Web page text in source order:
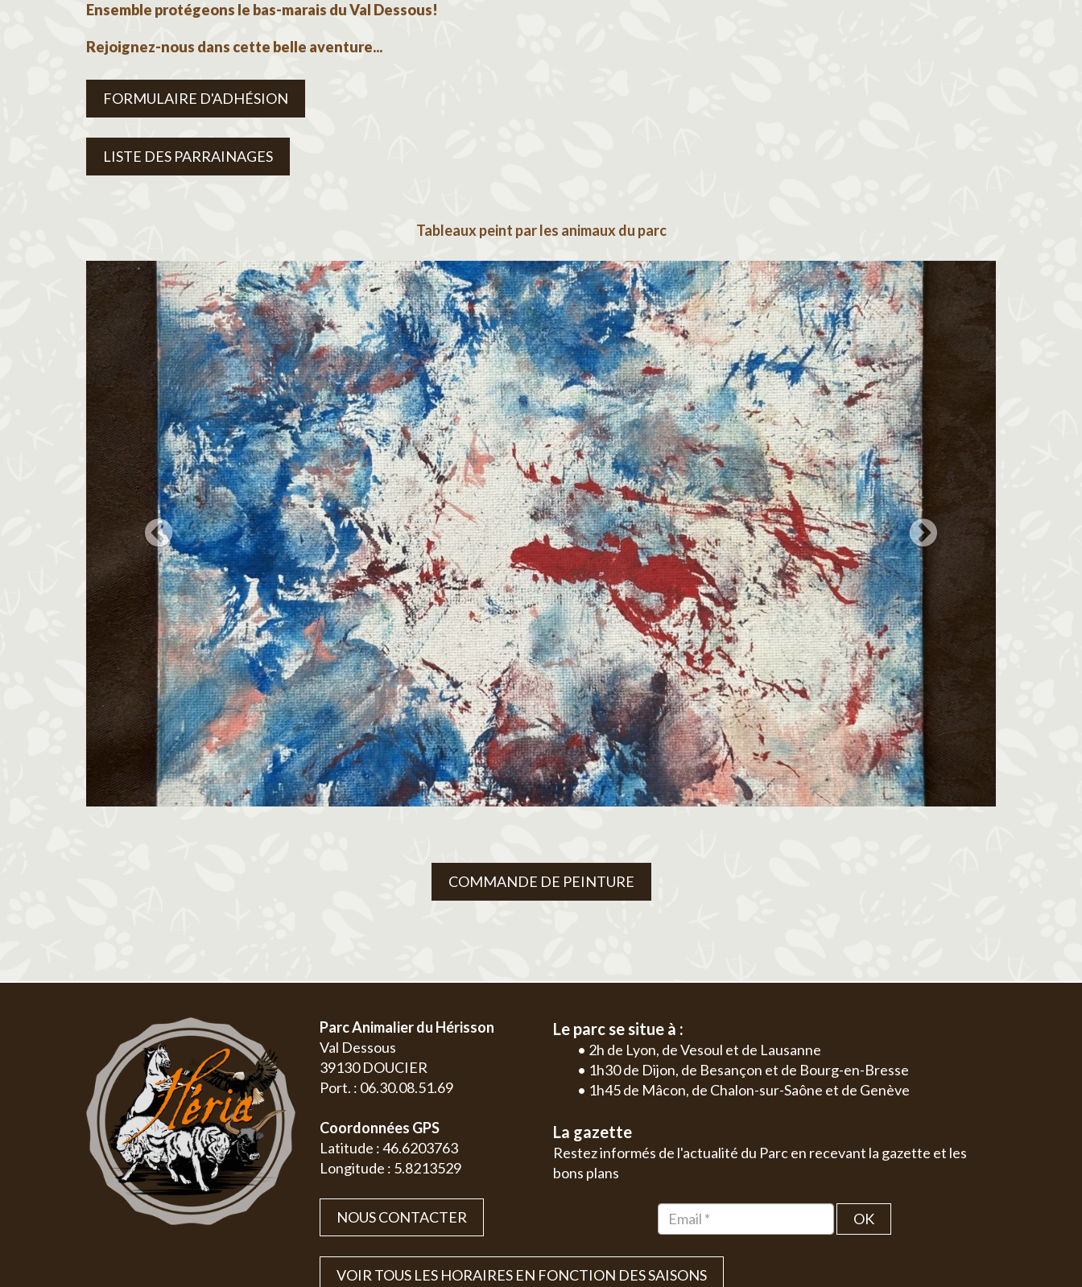
Ensemble protégeons le bas-marais du Val Dessous!
Rejoignez-nous dans cette belle aventure...
FORMULAIRE D'ADHÉSION
LISTE DES PARRAINAGES
Tableaux peint par les animaux du parc
COMMANDE DE PEINTURE
Parc Animalier du Hérisson
Val Dessous
39130 DOUCIER
Port. : 06.30.08.51.69
Coordonnées GPS
Latitude : 46.6203763
Longitude : 5.8213529
NOUS CONTACTER
Le parc se situe à :
• 2h de Lyon, de Vesoul et de Lausanne
• 1h30 de Dijon, de Besançon et de Bourg-en-Bresse
• 1h45 de Mâcon, de Chalon-sur-Saône et de Genève
La gazette
Restez informés de l'actualité du Parc en recevant la gazette et les
bons plans
OK
VOIR TOUS LES HORAIRES EN FONCTION DES SAISONS